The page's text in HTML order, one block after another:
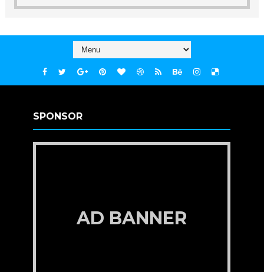
SPONSOR
AD BANNER